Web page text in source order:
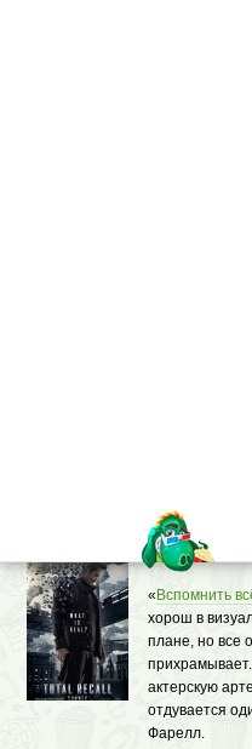
« Вспомнить
хорош в
плане, но все
актерскую
отдувается
Фарелл.